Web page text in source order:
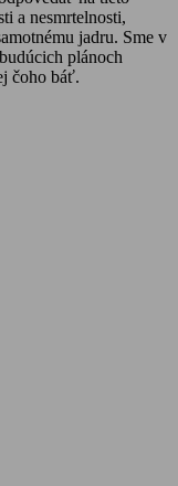
a nesmrtelnosti,
jadru. Sme v
plánoch
čoho báť.